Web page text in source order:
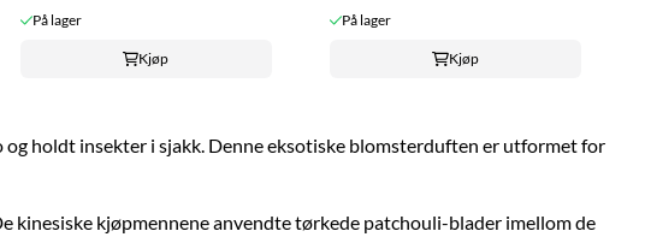
På lager
Kjøp
På lager
Kjøp
holdt insekter i sjakk. Denne eksotiske blomsterduften er utformet for
kjøpmennene anvendte tørkede patchouli-blader imellom de